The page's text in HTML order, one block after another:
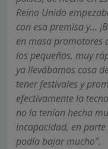
Reino Unido
con esa premisa y…
en masa promotores
los pequeños, muy
ya llevábamos cosa
tener festivales y
efectivamente la
no la tenían hecha
incapacidad, en
podía bajar mucho”.